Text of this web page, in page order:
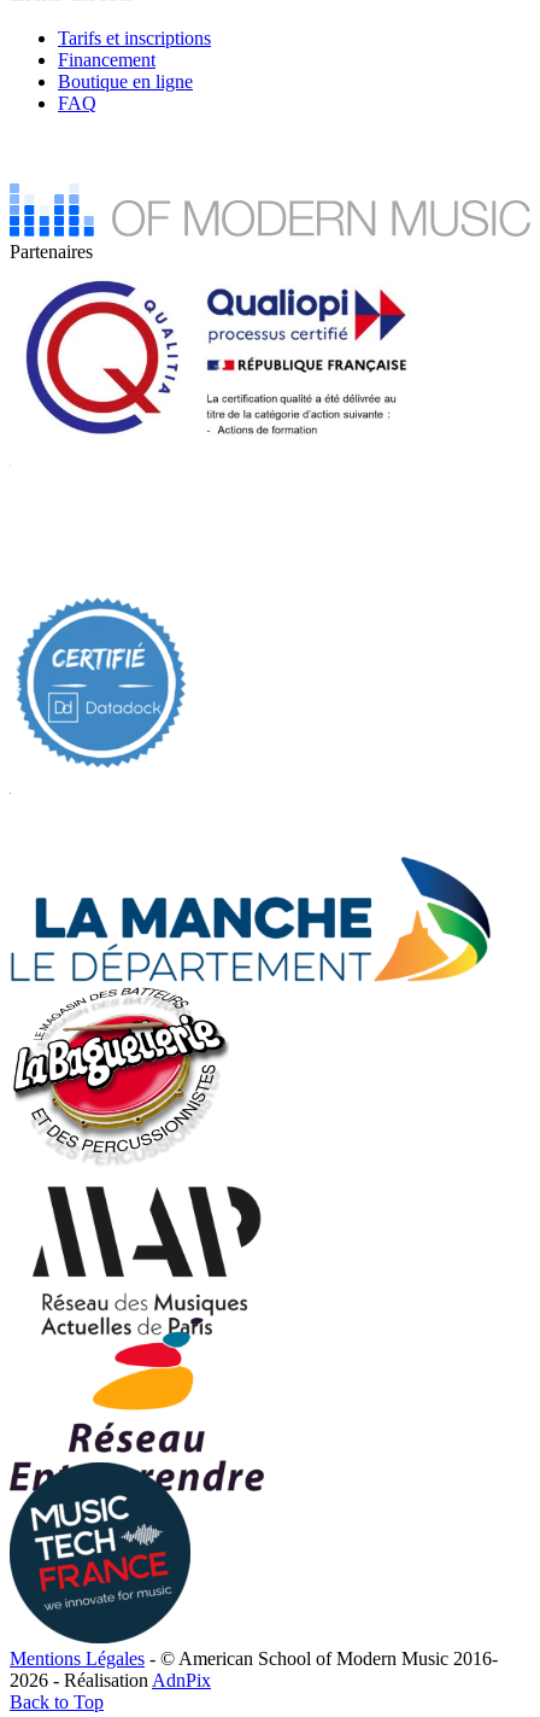
Tarifs et inscriptions
Financement
Boutique en ligne
FAQ
Partenaires
Mentions Légales - © American School of Modern Music 2016-
2026 - Réalisation AdnPix
Back to Top